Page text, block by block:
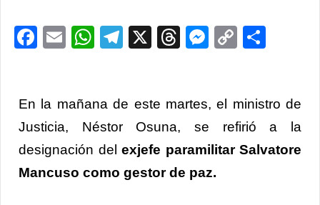
Facebook
EmailWhatsApp
Telegram
X ThreadsCopy
En la mañana de este martes, el ministro de
Justicia, Néstor Osuna, se refirió a la
designación del exjefe paramilitar Salvatore
Mancuso como gestor de paz.